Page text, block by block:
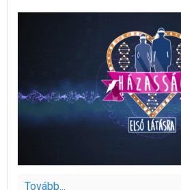
Tovább...